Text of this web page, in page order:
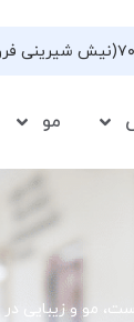
مو
مو و زیبایی